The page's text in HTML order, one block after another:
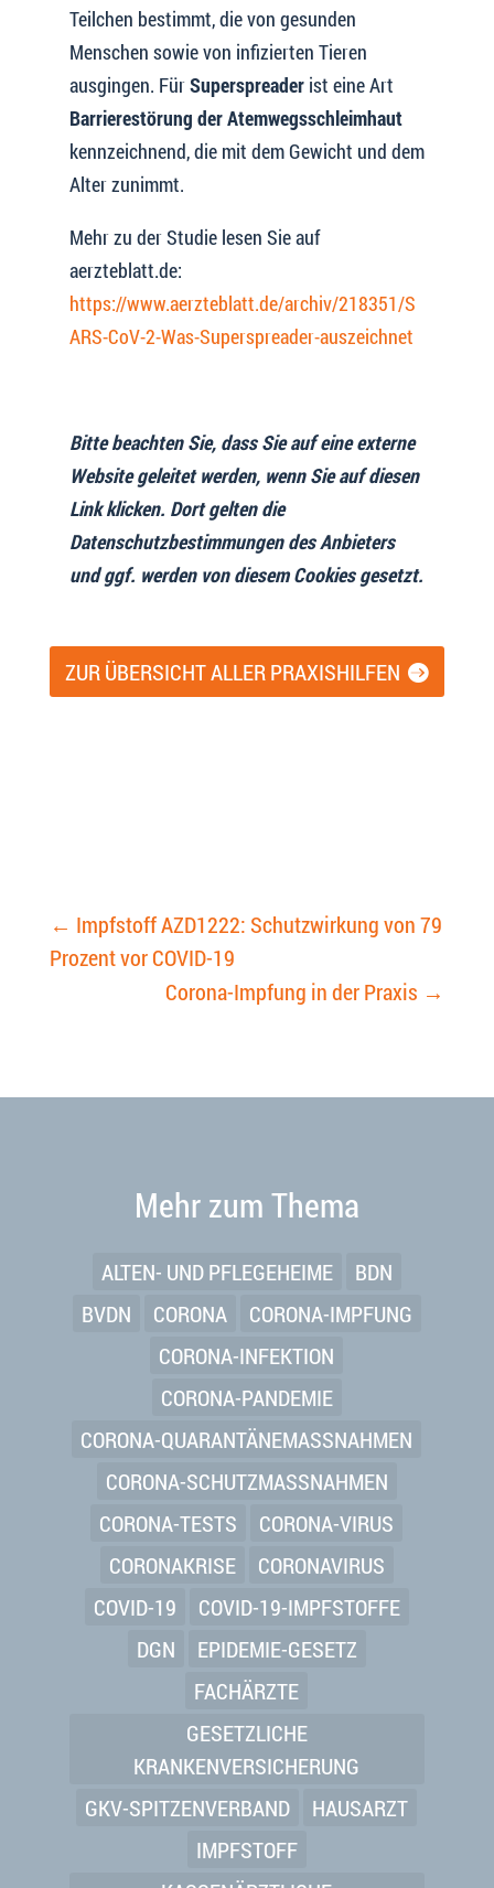
Teilchen bestimmt, die von gesunden
Menschen sowie von infizierten Tieren
ausgingen. FürSuperspreaderist eine Art
Barrierestörung der Atemwegsschleimhaut
kennzeichnend, die mit dem Gewicht und dem
Alter zunimmt.
Mehr zu der Studie lesen Sie auf
aerzteblatt.de:
https://www.aerzteblatt.de/archiv/218351/S
ARS-CoV-2-Was-Superspreader-auszeichnet
Bitte beachten Sie, dass Sie auf eine externe
Website geleitet werden, wenn Sie auf diesen
Link klicken. Dort gelten die
Datenschutzbestimmungen des Anbieters
und ggf. werden von diesem Cookies gesetzt.
ZUR ÜBERSICHT ALLER PRAXISHILFEN
← Impfstoff AZD1222: Schutzwirkung von 79
Prozent vor COVID-19
Corona-Impfung in der Praxis →
Mehr zum Thema
ALTEN- UND PFLEGEHEIME
BDN
BVDN
CORONA
CORONA-IMPFUNG
CORONA-INFEKTION
CORONA-PANDEMIE
CORONA-QUARANTÄNEMASSNAHMEN
CORONA-SCHUTZMASSNAHMEN
CORONA-TESTS
CORONA-VIRUS
CORONAKRISE
CORONAVIRUS
COVID-19
COVID-19-IMPFSTOFFE
DGN
EPIDEMIE-GESETZ
FACHÄRZTE
GESETZLICHE
KRANKENVERSICHERUNG
GKV-SPITZENVERBAND
HAUSARZT
IMPFSTOFF